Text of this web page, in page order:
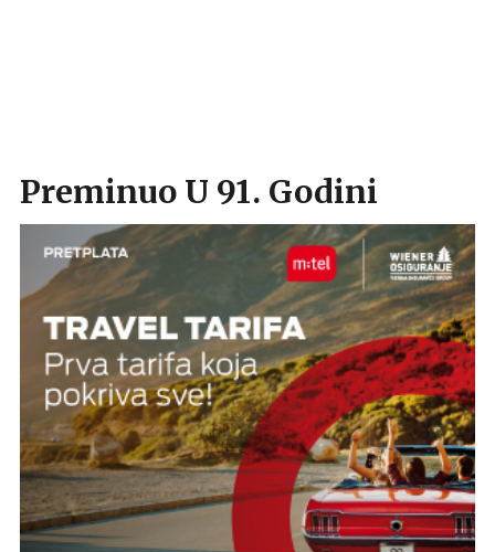
Preminuo U 91. Godini